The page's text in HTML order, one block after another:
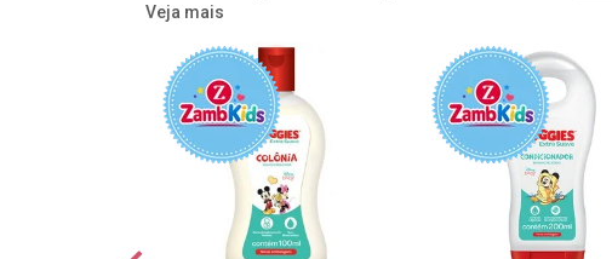
Veja mais